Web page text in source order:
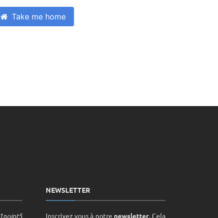
Take me home
NEWSLETTER
Inscrivez vous à notre newsletter. Cela